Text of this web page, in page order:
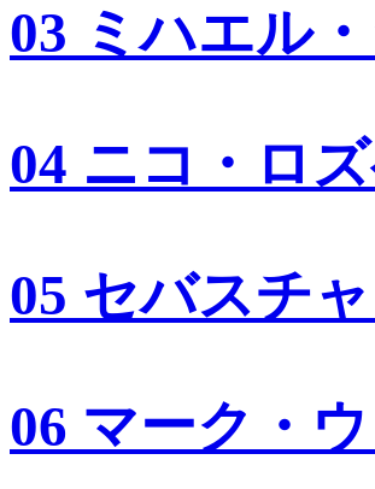
03 ミハエル
04 ニコ・ロ
05 セバスチ
06 マーク・